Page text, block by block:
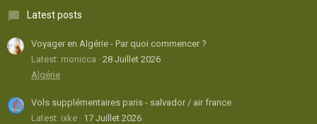
Latest posts
Voyager en Algérie - Par quoi commencer ?
Latest: monicca
28 Juillet 2026
Algérie
Vols supplémentaires paris - salvador / air france
Latest: ixke
17 Juillet 2026